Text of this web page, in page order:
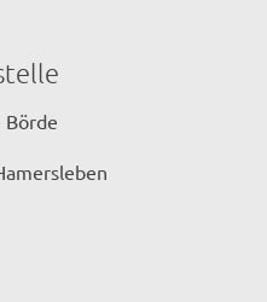
Börde